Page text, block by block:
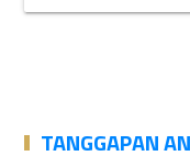
TANGGAPAN